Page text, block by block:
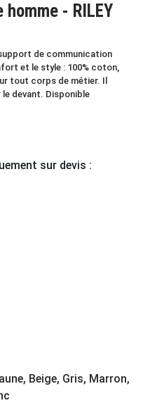
- RILEY
de communication
et le style : 100% coton,
tout corps de métier. Il
devant. Disponible
sur devis :
Beige, Gris, Marron,